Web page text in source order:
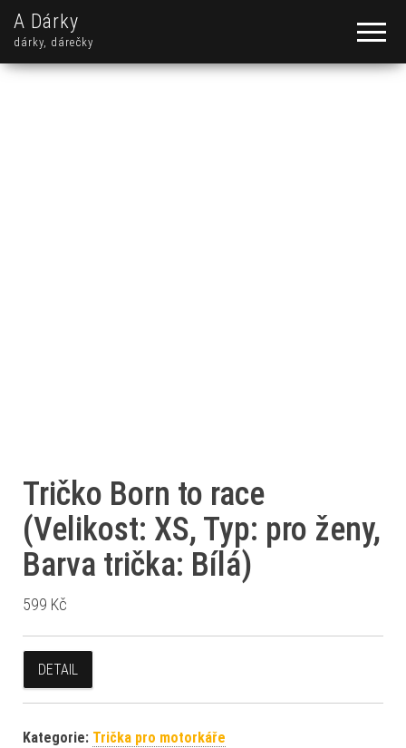
A Dárky
dárky, dárečky
Tričko Born to race
(Velikost: XS, Typ: pro ženy,
Barva trička: Bílá)
599 Kč
DETAIL
Kategorie: Trička pro motorkáře